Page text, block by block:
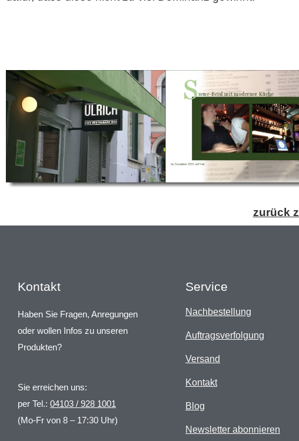
zurück
Kontakt
Haben Sie Fragen, Anregungen
oder wollen Infos zu unseren
Produkten?
Sie erreichen uns:
per Tel.: 04103 / 928 1001
(Mo-Fr von 8 – 17:30 Uhr)
Service
Nachbestellung
Auftragsverfolgung
Versand
Kontakt
Blog
Newsletter abonnieren